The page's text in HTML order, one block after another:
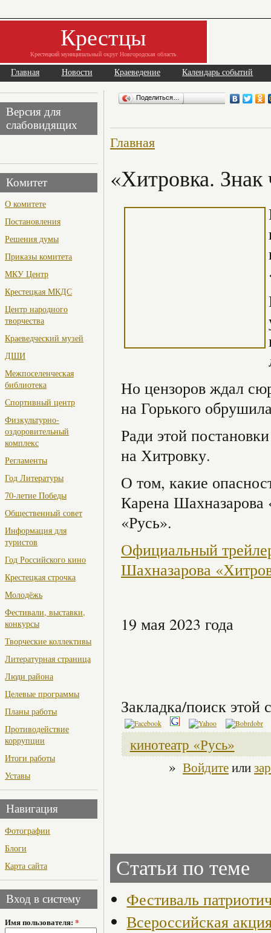
Крестцы
Крестецкий муниципальный округ Новгородская область
Главная Новости Краеведение Календарь событий
Версия для
слабовидящих
Комитет
О комитете
Постановления
Решения думы
Приказы комитета
МКУ Центр
Крестецкая МКДС
Центр народного
творчества
Краеведческий музей
ДШИ
Межпоселенческая
библиотека
Спортивный центр
Физкультурно-
оздоровительный
комплекс
Регламенты
Год Литературы
70-летие Победы
Общественный совет
Информация для
туристов
Год Российского кино
Крестецкая строчка
Молодёжь
Фестивали, выставки,
конкурсы
Творческие коллективы
Литературная страница
Люди района
Целевые программы
Планы работы
Противодействие
коррупции
Итоги работы
Уставы
Навигация
Фотографии
Блоги
Карта сайта
Вход в систему
Имя пользователя: *
Поделиться…
Главная
«Хитровка.
Но цензоров ждал
на Горького
Ради этой
на Хитровку.
О том, какие
Карена Шахназарова
«Русь».
Официальный
Шахназарова
19 мая 2023 года
Закладка/поиск этой
кинотеатр «Русь»
» Войдитеили
Статьи по теме
Фестиваль
Всероссийская